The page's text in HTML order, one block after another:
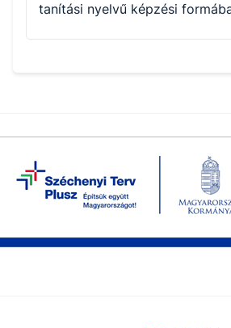
tanítási nyelvű képzési